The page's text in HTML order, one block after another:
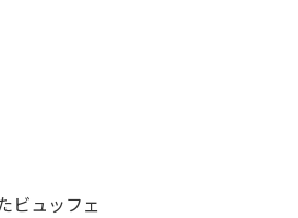
ビュッフェ